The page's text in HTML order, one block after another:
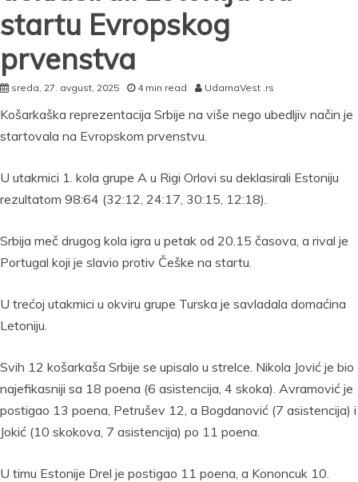
startu Evropskog
prvenstva
sreda, 27. avgust, 2025 4 min read UdarnaVest .rs
Košarkaška reprezentacija Srbije na više nego ubedljiv način je
startovala na Evropskom prvenstvu.
U utakmici 1. kola grupe A u Rigi Orlovi su deklasirali Estoniju
rezultatom 98:64 (32:12, 24:17, 30:15, 12:18).
Srbija meč drugog kola igra u petak od 20.15 časova, a rival je
Portugal koji je slavio protiv Češke na startu.
U trećoj utakmici u okviru grupe Turska je savladala domaćina
Letoniju.
Svih 12 košarkaša Srbije se upisalo u strelce. Nikola Jović je bio
najefikasniji sa 18 poena (6 asistencija, 4 skoka). Avramović je
postigao 13 poena, Petrušev 12, a Bogdanović (7 asistencija) i
Jokić (10 skokova, 7 asistencija) po 11 poena.
U timu Estonije Drel je postigao 11 poena, a Kononcuk 10.